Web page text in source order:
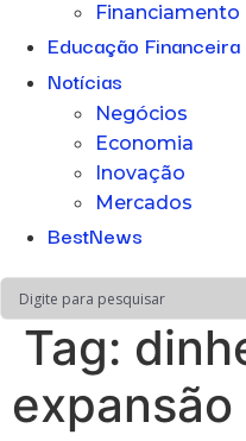
Educação Financeira
Notícias
Negócios
Economia
Inovação
Mercados
BestNews
Tag: